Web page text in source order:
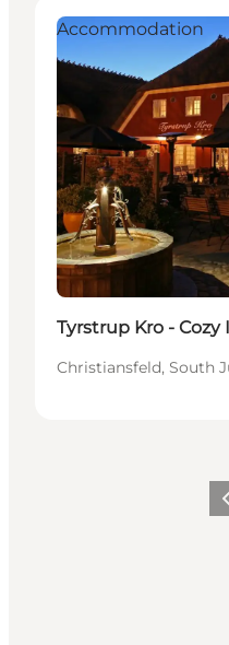
Accommodation
Tyrstrup Kro - Cozy
Christiansfeld, South